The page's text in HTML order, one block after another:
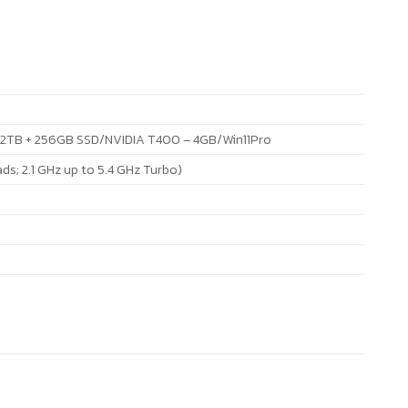
+ 256GB SSD/NVIDIA T400 – 4GB/Win11Pro
2.1 GHz up to 5.4 GHz Turbo)